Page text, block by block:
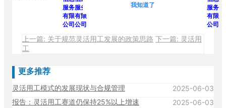
我知道了
上一篇: 关于规范灵活用工发展的政策思路 下一篇: 灵活用
工
更多推荐
灵活用工模式的发展现状与合规管理
2025-06-03
报告：灵活用工赛道仍保持25%以上增速
2025-06-03